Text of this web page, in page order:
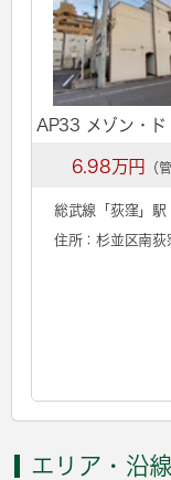
AP33 メゾン・
6.98万円 （
総武線「 荻窪 」
住所：杉並区南荻
エリア・沿